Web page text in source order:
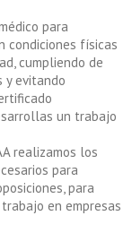
para
condiciones físicas
cumpliendo de
y evitando
un trabajo
realizamos los
para
para
en empresas